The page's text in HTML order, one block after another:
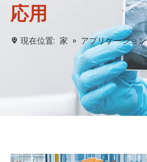
応用
現在位置: 家 » アプリケーション